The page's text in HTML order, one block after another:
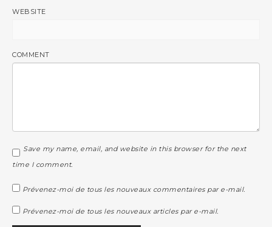
WEBSITE
COMMENT
Save my name, email, and website in this browser for the next
time I comment.
Prévenez-moi de tous les nouveaux commentaires par e-mail.
Prévenez-moi de tous les nouveaux articles par e-mail.